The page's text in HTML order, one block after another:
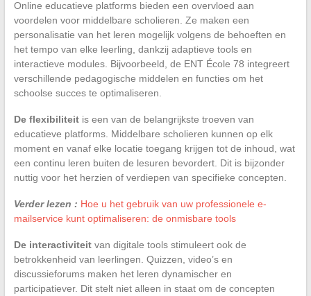
Online educatieve platforms bieden een overvloed aan
voordelen voor middelbare scholieren. Ze maken een
personalisatie van het leren mogelijk volgens de behoeften en
het tempo van elke leerling, dankzij adaptieve tools en
interactieve modules. Bijvoorbeeld, de ENT École 78 integreert
verschillende pedagogische middelen en functies om het
schoolse succes te optimaliseren.
De flexibiliteitis een van de belangrijkste troeven van
educatieve platforms. Middelbare scholieren kunnen op elk
moment en vanaf elke locatie toegang krijgen tot de inhoud, wat
een continu leren buiten de lesuren bevordert. Dit is bijzonder
nuttig voor het herzien of verdiepen van specifieke concepten.
Verder lezen : Hoe u het gebruik van uw professionele e-
mailservice kunt optimaliseren: de onmisbare tools
De interactiviteitvan digitale tools stimuleert ook de
betrokkenheid van leerlingen. Quizzen, video’s en
discussieforums maken het leren dynamischer en
participatiever. Dit stelt niet alleen in staat om de concepten